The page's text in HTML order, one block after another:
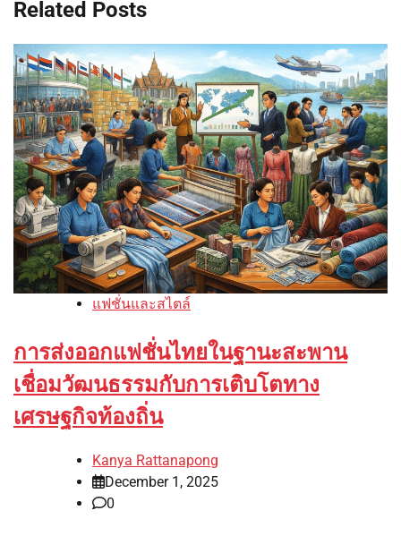
Related Posts
แฟชั่นและสไตล์
การส่งออกแฟชั่นไทยในฐานะสะพาน
เชื่อมวัฒนธรรมกับการเติบโตทาง
เศรษฐกิจท้องถิ่น
Kanya Rattanapong
December 1, 2025
0